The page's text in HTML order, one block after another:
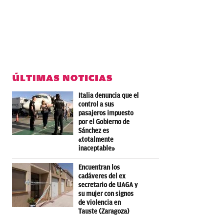
ÚLTIMAS NOTICIAS
Italia denuncia que el
control a sus
pasajeros impuesto
por el Gobierno de
Sánchez es
«totalmente
inaceptable»
Encuentran los
cadáveres del ex
secretario de UAGA y
su mujer con signos
de violencia en
Tauste (Zaragoza)